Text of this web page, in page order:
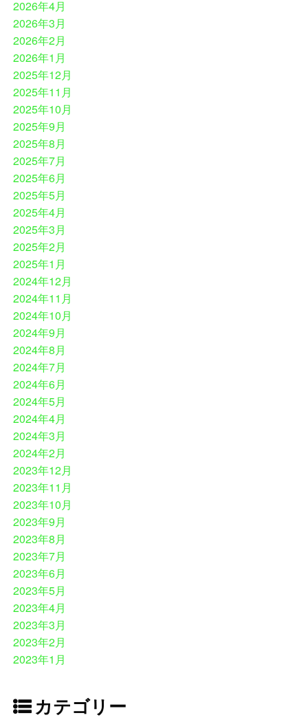
2026年4月
2026年3月
2026年2月
2026年1月
2025年12月
2025年11月
2025年10月
2025年9月
2025年8月
2025年7月
2025年6月
2025年5月
2025年4月
2025年3月
2025年2月
2025年1月
2024年12月
2024年11月
2024年10月
2024年9月
2024年8月
2024年7月
2024年6月
2024年5月
2024年4月
2024年3月
2024年2月
2023年12月
2023年11月
2023年10月
2023年9月
2023年8月
2023年7月
2023年6月
2023年5月
2023年4月
2023年3月
2023年2月
2023年1月
カテゴリー